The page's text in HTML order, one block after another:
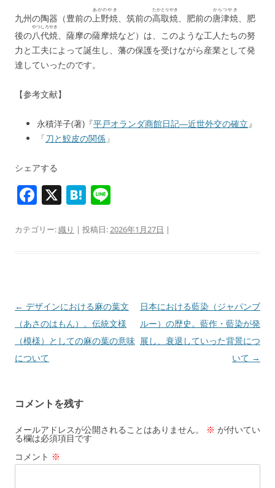
九州の陶器（豊前の上野焼
あがのやき
、筑前の高取焼
たかとりやき
、肥前の唐津焼
からつやき
、肥
後の八代焼
やつしろやき
、薩摩の薩摩焼など）は、このような工人たちの努
力と工夫によって誕生し、藩の保護を受けながら産業として発
達していったのです。
【参考文献】
永積洋子(著)『平戸オランダ商館日記―近世外交の確立』
「刀と鮫皮の関係 」
シェアする
F
c
o
k
X H
e e
カテゴリー:織り | 投稿日:2026年1月27日 |
投
稿
ナ
ビ
シ
ョ
ン
← デザインにおける麻の葉文
（あさのはもん）。伝統文様
（模様）としての麻の葉の意味
について
日本における藍染（ジャパンブ
ルー）の歴史。藍作・藍染が発
展し、衰退していった背景につ
いて →
コメントを残す
メールアドレスが公開されることはありません。 ※ が付いてい
る欄は必須項目です
コメント ※